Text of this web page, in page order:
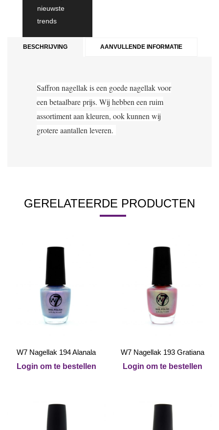
nieuwste
trends
BESCHRIJVING AANVULLENDE INFORMATIE
Saffron nagellak is een goede nagellak voor
een betaalbare prijs. Wij hebben een ruim
assortiment aan kleuren, ook kunnen wij
grotere aantallen leveren.
GERELATEERDE PRODUCTEN
W7 Nagellak 194 Alanala
Login om te bestellen
W7 Nagellak 193 Gratiana
Login om te bestellen